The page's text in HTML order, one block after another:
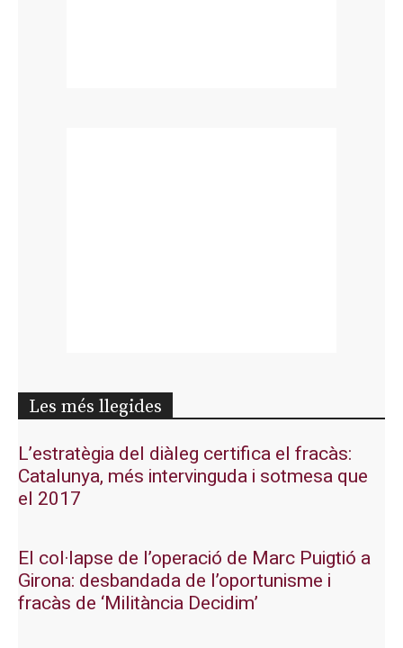
Les més llegides
L’estratègia del diàleg certifica el fracàs:
Catalunya, més intervinguda i sotmesa que
el 2017
El col·lapse de l’operació de Marc Puigtió a
Girona: desbandada de l’oportunisme i
fracàs de ‘Militància Decidim’